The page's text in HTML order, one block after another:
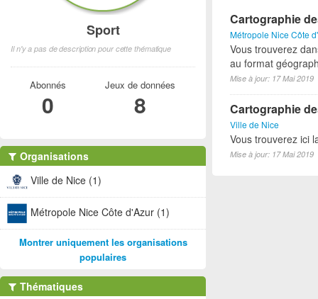
Cartographie
Métropole Nice Côte
Vous trouverez
au format
Mise à jour: 17 Mai 2019
Cartographie
Ville de Nice
Vous trouverez ici
Mise à jour: 17 Mai 2019
Sport
Il n'y a pas de description pour cette thématique
Abonnés
0
Jeux de données
8
Organisations
Ville de Nice (1)
Métropole Nice Côte d'Azur (1)
Montrer uniquement les organisations
populaires
Thématiques